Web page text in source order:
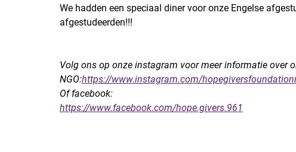
We hadden een speciaal diner voor onze Engelse
afgestudeerden!!!
Volg ons op onze instagram voor meer informatie over
NGO:https://www.instagram.com/
Of facebook:
https://www.facebook.com/hope.givers.961